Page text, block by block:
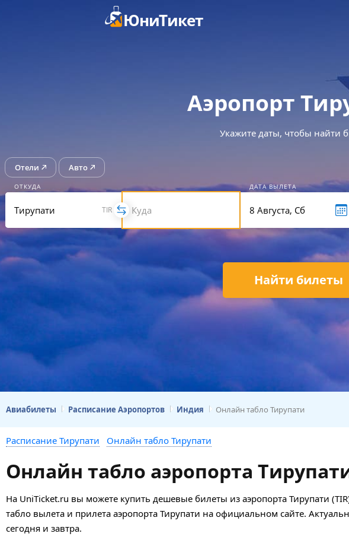
ЮниТикет
Аэропорт
Укажите даты, чтобы найти
Отели Авто
ОТКУДА
TIR
ДАТА ВЫЛЕТА
Найти билеты
Авиабилеты Расписание Аэропортов Индия Онлайн табло Тирупати
Расписание Тирупати Онлайн табло Тирупати
Онлайн табло аэропорта
На UniTicket.ru вы можете купить дешевые билеты из аэропорта Тирупати
табло вылета и прилета аэропорта Тирупати на официальном сайте.
сегодня и завтра.